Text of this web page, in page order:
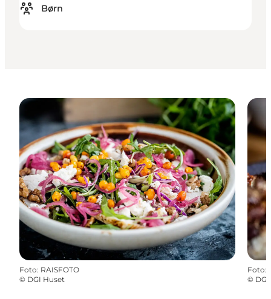
Børn
Foto: RAISFOTO
© DGI Huset
Foto:
©